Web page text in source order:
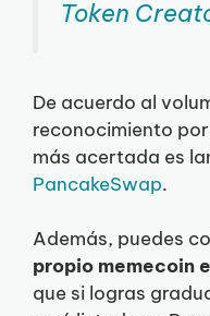
Token
De acuerdo al
reconocimiento
más acertada es
PancakeSwap.
Además, puedes
propio memecoin
que si logras